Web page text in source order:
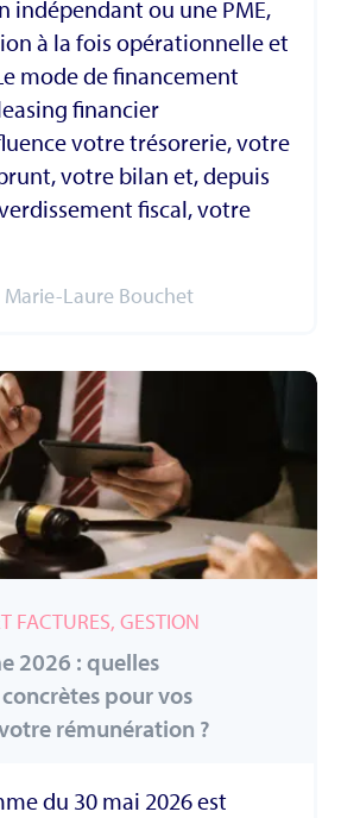
indépendant ou une PME,
à la fois opérationnelle et
mode de financement
financier
votre trésorerie, votre
votre bilan et, depuis
fiscal, votre
Marie-Laure Bouchet
FACTURES, GESTION
2026 : quelles
pour vos
rémunération ?
du 30 mai 2026 est